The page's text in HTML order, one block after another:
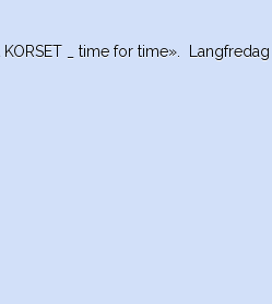
KORSET _ time for time».